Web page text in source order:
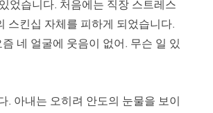
었습니다. 처음에는 직장 스트레스
스킨십 자체를 피하게 되었습니다.
네 얼굴에 웃음이 없어. 무슨 일 있
. 아내는 오히려 안도의 눈물을 보이